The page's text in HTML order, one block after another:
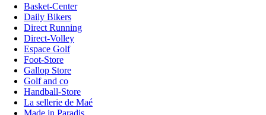
Basket-Center
Daily Bikers
Direct Running
Direct-Volley
Espace Golf
Foot-Store
Gallop Store
Golf and co
Handball-Store
La sellerie de Maé
Made in Paradis